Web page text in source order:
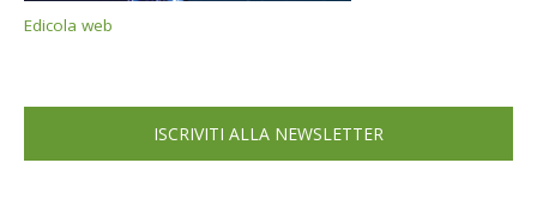
Edicola web
ISCRIVITI ALLA NEWSLETTER